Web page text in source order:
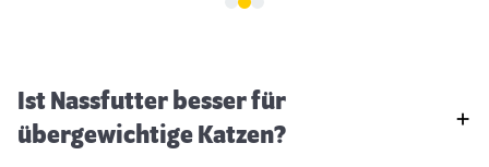
Ist Nassfutter besser für
übergewichtige Katzen?